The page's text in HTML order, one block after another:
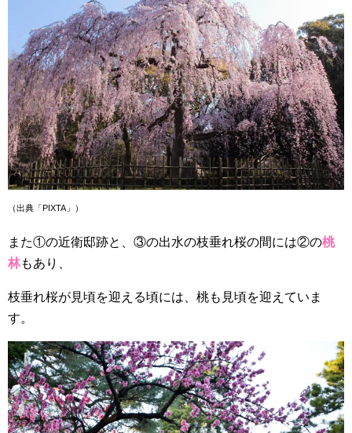
（出典「PIXTA」）
また①の近衛邸跡と、③の出水の枝垂れ桜の間には②の桃
林もあり、
枝垂れ桜が見頃を迎える頃には、桃も見頃を迎えていま
す。